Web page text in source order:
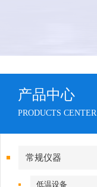
产品中心
PRODUCTS CENTER
常规仪器
低温设备